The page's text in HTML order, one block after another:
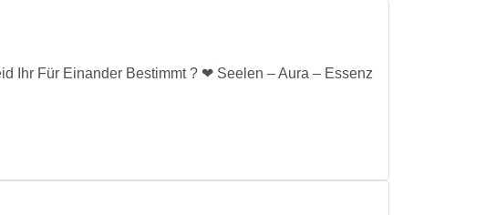
Ihr Für Einander Bestimmt ? ❤ Seelen – Aura – Essenz